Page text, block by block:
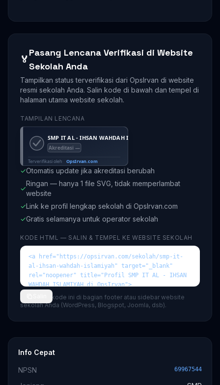
🏅
Pasang Lencana Verifikasi di Website
Sekolah Anda
Tampilkan status terverifikasi dari OpsIrvan di website
resmi sekolah Anda. Salin kode di bawah dan tempel di
halaman utama website sekolah.
TAMPILAN LENCANA
✓Otomatis update jika akreditasi berubah
✓
Ringan — hanya 1 file SVG, tidak memperlambat
website
✓Link ke profil lengkap sekolah di OpsIrvan.com
✓Gratis selamanya untuk operator sekolah
KODE HTML — SALIN & TEMPEL KE WEBSITE SEKOLAH
💡 Tempel kode ini di bagian footer atau sidebar website
sekolah Anda (WordPress, Blogspot, Joomla, dsb).
Info Cepat
NPSN 69967544